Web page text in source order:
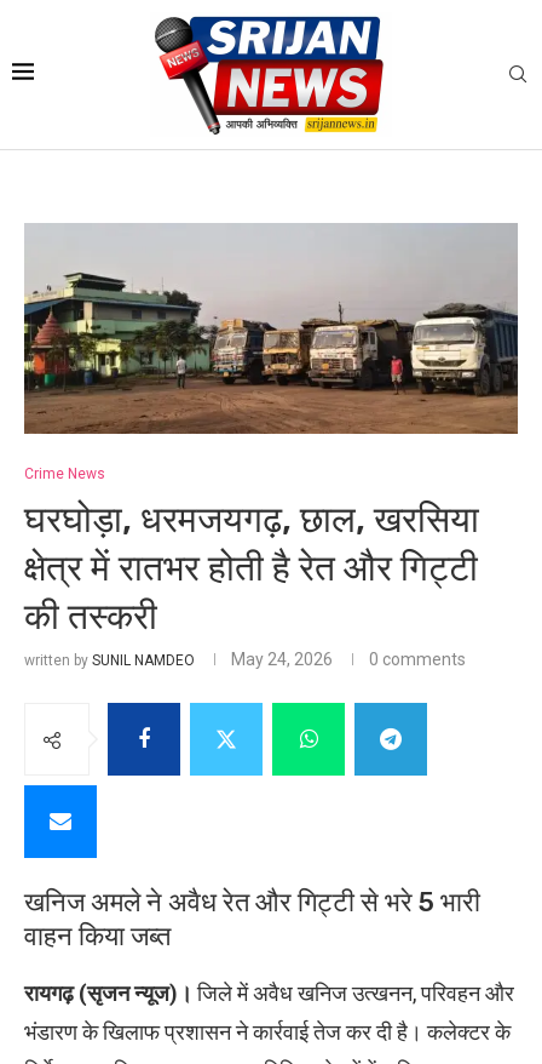
Crime News
घरघोड़ा, धरमजयगढ़, छाल, खरसिया
क्षेत्र में रातभर होती है रेत और गिट्टी
की तस्करी
written by SUNIL NAMDEO May 24, 2026 0 comments
खनिज अमले ने अवैध रेत और गिट्टी से भरे 5 भारी
वाहन किया जब्त
रायगढ़ (सृजन न्यूज)।जिले में अवैध खनिज उत्खनन, परिवहन और
भंडारण के खिलाफ प्रशासन ने कार्रवाई तेज कर दी है। कलेक्टर के